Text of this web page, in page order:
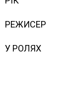
РЕЖИСЕР
У РОЛЯХ